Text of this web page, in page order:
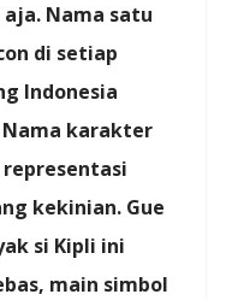
Nama satu
di setiap
Indonesia
karakter
representasi
kekinian. Gue
si Kipli ini
main simbol